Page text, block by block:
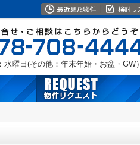
水曜日(その他：年末年始・お盆・GW）